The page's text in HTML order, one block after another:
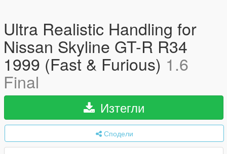
Ultra Realistic Handling for
Nissan Skyline GT-R R34
1999 (Fast & Furious) 1.6
Final
Изтегли
Сподели